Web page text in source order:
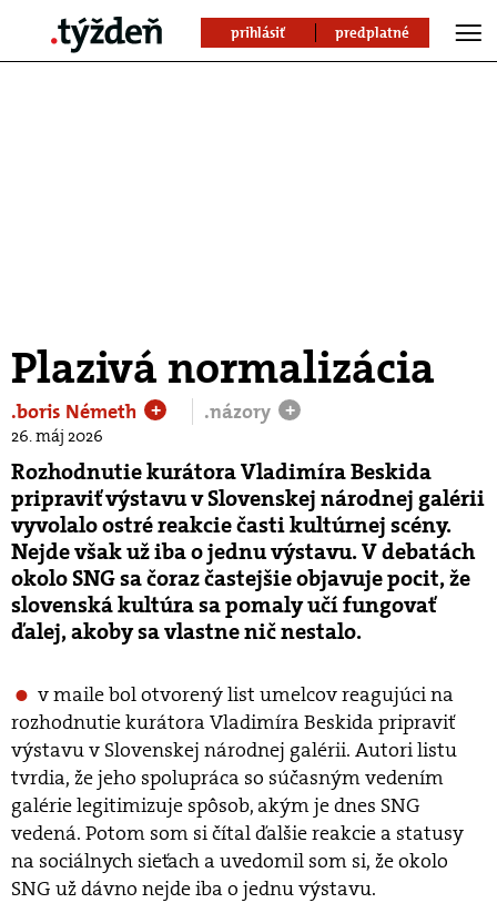
prihlásiť predplatné
Plazivá normalizácia
.boris Németh + .názory +
26. máj 2026
Rozhodnutie kurátora Vladimíra Beskida
pripraviť výstavu v Slovenskej národnej galérii
vyvolalo ostré reakcie časti kultúrnej scény.
Nejde však už iba o jednu výstavu. V debatách
okolo SNG sa čoraz častejšie objavuje pocit, že
slovenská kultúra sa pomaly učí fungovať
ďalej, akoby sa vlastne nič nestalo.
v maile bol otvorený list umelcov reagujúci na
rozhodnutie kurátora Vladimíra Beskida pripraviť
výstavu v Slovenskej národnej galérii. Autori listu
tvrdia, že jeho spolupráca so súčasným vedením
galérie legitimizuje spôsob, akým je dnes SNG
vedená. Potom som si čítal ďalšie reakcie a statusy
na sociálnych sieťach a uvedomil som si, že okolo
SNG už dávno nejde iba o jednu výstavu.